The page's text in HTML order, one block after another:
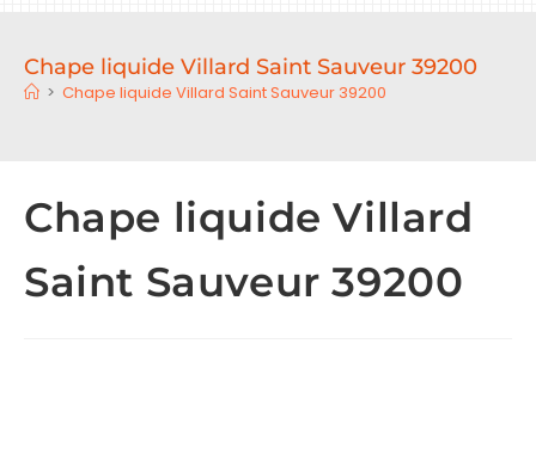
Chape liquide Villard Saint Sauveur 39200
> Chape liquide Villard Saint Sauveur 39200
Chape liquide Villard
Saint Sauveur 39200